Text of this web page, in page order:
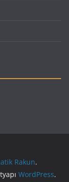
Rakun.
WordPress.